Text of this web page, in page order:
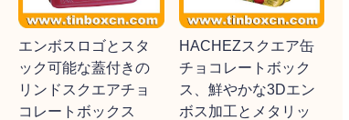
エンボスロゴとスタ
ック可能な蓋付きの
リンドスクエアチョ
コレートボックス
HACHEZスクエア缶
チョコレートボック
ス、鮮やかな3Dエン
ボス加工とメタリッ